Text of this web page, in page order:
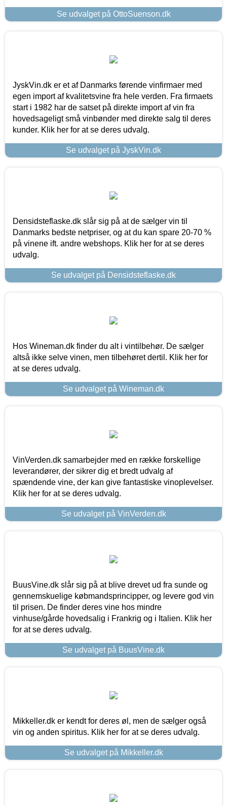
Se udvalget på OttoSuenson.dk
JyskVin.dk er et af Danmarks førende vinfirmaer med
egen import af kvalitetsvine fra hele verden. Fra firmaets
start i 1982 har de satset på direkte import af vin fra
hovedsageligt små vinbønder med direkte salg til deres
kunder. Klik her for at se deres udvalg.
Se udvalget på JyskVin.dk
Densidsteflaske.dk slår sig på at de sælger vin til
Danmarks bedste netpriser, og at du kan spare 20-70 %
på vinene ift. andre webshops. Klik her for at se deres
udvalg.
Se udvalget på Densidsteflaske.dk
Hos Wineman.dk finder du alt i vintilbehør. De sælger
altså ikke selve vinen, men tilbehøret dertil. Klik her for
at se deres udvalg.
Se udvalget på Wineman.dk
VinVerden.dk samarbejder med en række forskellige
leverandører, der sikrer dig et bredt udvalg af
spændende vine, der kan give fantastiske vinoplevelser.
Klik her for at se deres udvalg.
Se udvalget på VinVerden.dk
BuusVine.dk slår sig på at blive drevet ud fra sunde og
gennemskuelige købmandsprincipper, og levere god vin
til prisen. De finder deres vine hos mindre
vinhuse/gårde hovedsalig i Frankrig og i Italien. Klik her
for at se deres udvalg.
Se udvalget på BuusVine.dk
Mikkeller.dk er kendt for deres øl, men de sælger også
vin og anden spiritus. Klik her for at se deres udvalg.
Se udvalget på Mikkeller.dk